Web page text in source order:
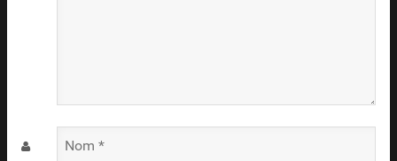
Nom